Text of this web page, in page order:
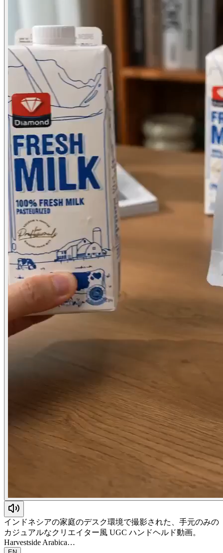
インドネシアの家庭のデスク環境で撮影された、手元のみの
カジュアルなクリエイター風 UGC ハンドヘルド動画。
Harvestside Arabica…